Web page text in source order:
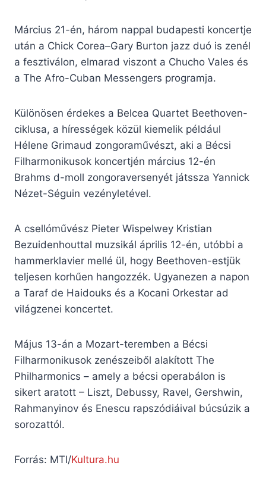
Március 21-én, három nappal budapesti koncertje
után a Chick Corea–Gary Burton jazz duó is zenél
a fesztiválon, elmarad viszont a Chucho Vales és
a The Afro-Cuban Messengers programja.
Különösen érdekes a Belcea Quartet Beethoven-
ciklusa, a hírességek közül kiemelik például
Hélene Grimaud zongoraművészt, aki a Bécsi
Filharmonikusok koncertjén március 12-én
Brahms d-moll zongoraversenyét játssza Yannick
Nézet-Séguin vezényletével.
A csellóművész Pieter Wispelwey Kristian
Bezuidenhouttal muzsikál április 12-én, utóbbi a
hammerklavier mellé ül, hogy Beethoven-estjük
teljesen korhűen hangozzék. Ugyanezen a napon
a Taraf de Haidouks és a Kocani Orkestar ad
világzenei koncertet.
Május 13-án a Mozart-teremben a Bécsi
Filharmonikusok zenészeiből alakított The
Philharmonics – amely a bécsi operabálon is
sikert aratott – Liszt, Debussy, Ravel, Gershwin,
Rahmanyinov és Enescu rapszódiáival búcsúzik a
sorozattól.
Forrás: MTI/Kultura.hu